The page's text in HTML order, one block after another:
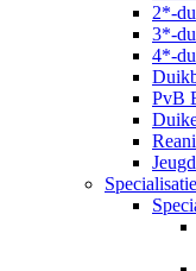
2*-
3*-
4*-
PvB